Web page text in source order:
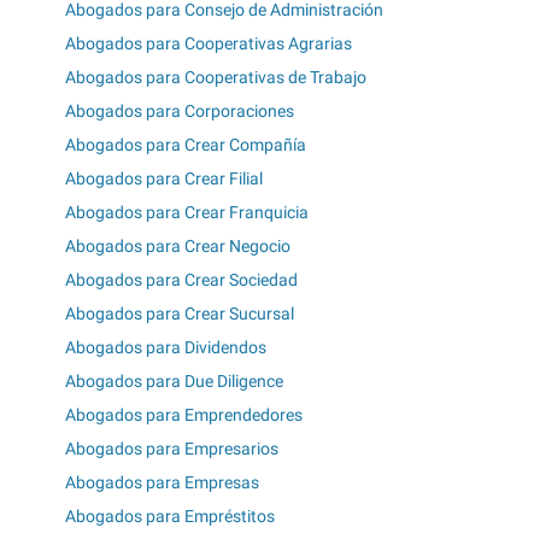
Abogados para Consejo de Administración
Abogados para Cooperativas Agrarias
Abogados para Cooperativas de Trabajo
Abogados para Corporaciones
Abogados para Crear Compañía
Abogados para Crear Filial
Abogados para Crear Franquicia
Abogados para Crear Negocio
Abogados para Crear Sociedad
Abogados para Crear Sucursal
Abogados para Dividendos
Abogados para Due Diligence
Abogados para Emprendedores
Abogados para Empresarios
Abogados para Empresas
Abogados para Empréstitos